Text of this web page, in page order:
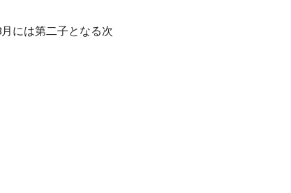
には第二子となる次